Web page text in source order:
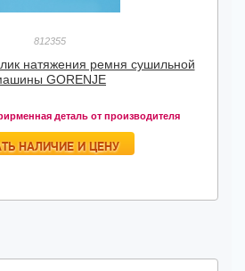
812355
натяжения ремня сушильной
GORENJE
деталь от производителя
НАЛИЧИЕ И ЦЕНУ